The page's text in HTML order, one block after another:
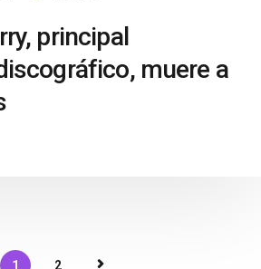
principal
muere a
1 2